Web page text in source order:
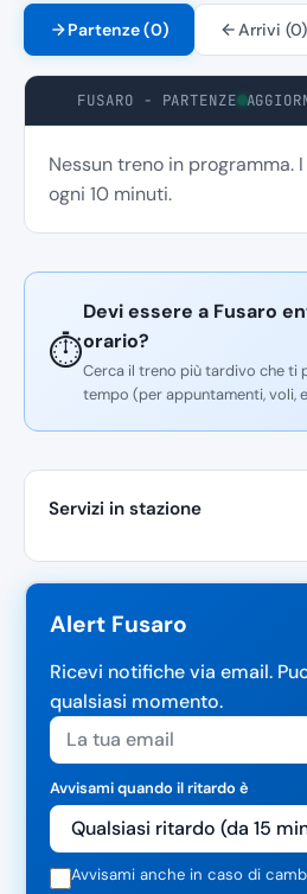
Partenze (0) Arrivi (0)
FUSARO - PARTENZE
Nessun treno in programma.
ogni 10 minuti.
⏱️
Devi essere a Fusaro
orario?
Cerca il treno più tardivo che ti
tempo (per appuntamenti, voli,
Servizi in stazione
Alert Fusaro
Ricevi notifiche via email.
qualsiasi momento.
Avvisami quando il ritardo è
Avvisami anche in caso di